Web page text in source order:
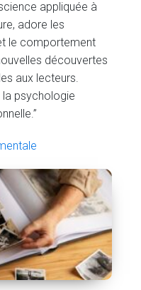
appliquée à
adore les
le comportement
découvertes
aux lecteurs.
la psychologie